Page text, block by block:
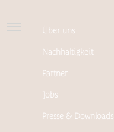
Über uns
Nachhaltigkeit
Partner
Jobs
Presse & Downloads